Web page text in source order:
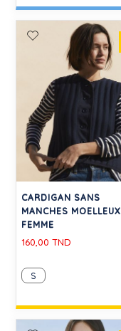
CARDIGAN SANS
MANCHES MOELLEUX
FEMME
160,00 TND
S